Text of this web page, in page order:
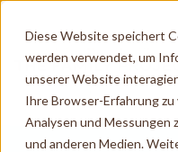
Diese Website speichert
werden verwendet, um
unserer Website
Ihre Browser-Erfahrung
Analysen und Messungen
und anderen Medien.